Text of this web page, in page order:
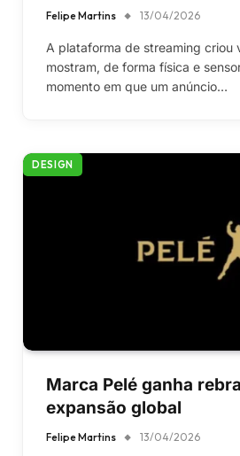
Felipe Martins 13/04/2026
A plataforma de streaming criou
mostram, de forma física e
momento em que um anúncio…
DESIGN
Marca Pelé ganha
expansão global
Felipe Martins 13/04/2026